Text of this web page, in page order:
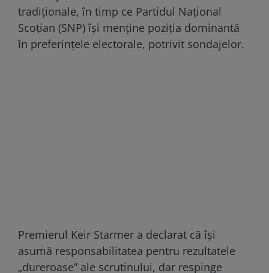
tradiționale, în timp ce Partidul Național
Scoțian (SNP) își menține poziția dominantă
în preferințele electorale, potrivit sondajelor.
Premierul Keir Starmer a declarat că își
asumă responsabilitatea pentru rezultatele
„dureroase” ale scrutinului, dar respinge